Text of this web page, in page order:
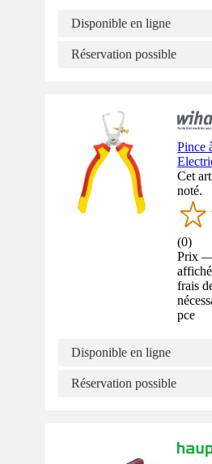
Disponible en ligne
Réservation possible
Pince
Cet
noté.
(0)
Prix —
frais
pce
Disponible en ligne
Réservation possible